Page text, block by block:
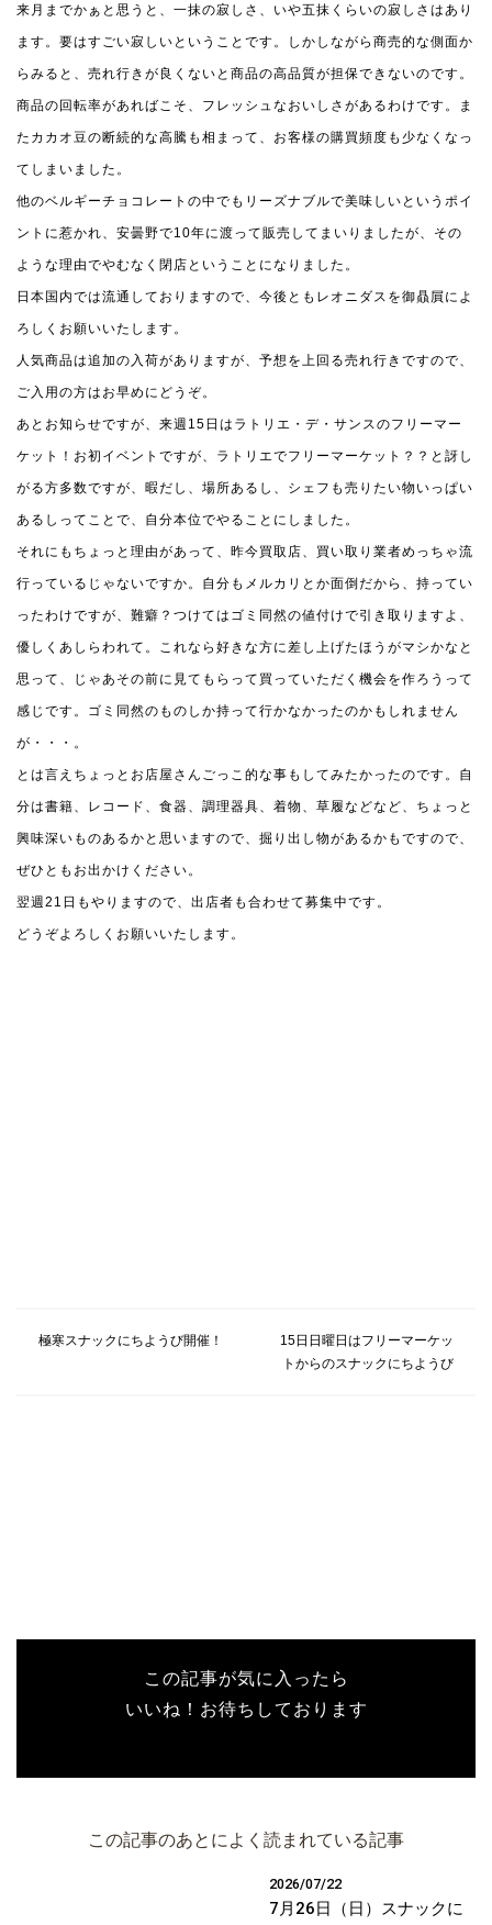
来月までかぁと思うと、一抹の寂しさ、いや五抹くらいの寂しさはあり
ます。要はすごい寂しいということです。しかしながら商売的な側面か
らみると、売れ行きが良くないと商品の高品質が担保できないのです。
商品の回転率があればこそ、フレッシュなおいしさがあるわけです。ま
たカカオ豆の断続的な高騰も相まって、お客様の購買頻度も少なくなっ
てしまいました。
他のベルギーチョコレートの中でもリーズナブルで美味しいというポイ
ントに惹かれ、安曇野で10年に渡って販売してまいりましたが、その
ような理由でやむなく閉店ということになりました。
日本国内では流通しておりますので、今後ともレオニダスを御贔屓によ
ろしくお願いいたします。
人気商品は追加の入荷がありますが、予想を上回る売れ行きですので、
ご入用の方はお早めにどうぞ。
あとお知らせですが、来週15日はラトリエ・デ・サンスのフリーマー
ケット！お初イベントですが、ラトリエでフリーマーケット？？と訝し
がる方多数ですが、暇だし、場所あるし、シェフも売りたい物いっぱい
あるしってことで、自分本位でやることにしました。
それにもちょっと理由があって、昨今買取店、買い取り業者めっちゃ流
行っているじゃないですか。自分もメルカリとか面倒だから、持ってい
ったわけですが、難癖？つけてはゴミ同然の値付けで引き取りますよ、
優しくあしらわれて。これなら好きな方に差し上げたほうがマシかなと
思って、じゃあその前に見てもらって買っていただく機会を作ろうって
感じです。ゴミ同然のものしか持って行かなかったのかもしれません
が・・・。
とは言えちょっとお店屋さんごっこ的な事もしてみたかったのです。自
分は書籍、レコード、食器、調理器具、着物、草履などなど、ちょっと
興味深いものあるかと思いますので、掘り出し物があるかもですので、
ぜひともお出かけください。
翌週21日もやりますので、出店者も合わせて募集中です。
どうぞよろしくお願いいたします。
極寒スナックにちようび開催！
15日日曜日はフリーマーケッ
トからのスナックにちようび
この記事が気に入ったら
いいね！お待ちしております
この記事のあとによく読まれている記事
2026/07/22
7月26日（日）スナックに